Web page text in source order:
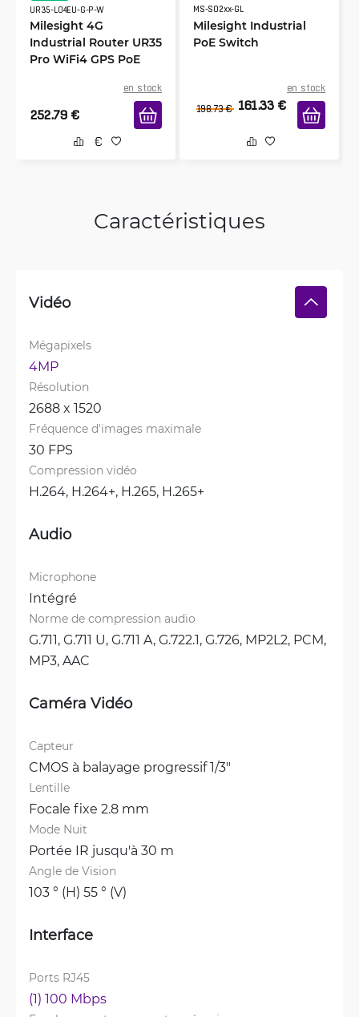
UR35-L04EU-G-P-W
Milesight 4G
Industrial Router UR35
Pro WiFi4 GPS PoE
en stock
252.79 €
MS-S02xx-GL
Milesight Industrial
PoE Switch
en stock
198.73 € 161.33 €
Caractéristiques
Vidéo
Mégapixels
4MP
Résolution
2688 x 1520
Fréquence d'images maximale
30 FPS
Compression vidéo
H.264, H.264+, H.265, H.265+
Audio
Microphone
Intégré
Norme de compression audio
G.711, G.711 U, G.711 A, G.722.1, G.726, MP2L2, PCM,
MP3, AAC
Caméra Vidéo
Capteur
CMOS à balayage progressif 1/3"
Lentille
Focale fixe 2.8 mm
Mode Nuit
Portée IR jusqu'à 30 m
Angle de Vision
103 ° (H) 55 ° (V)
Interface
Ports RJ45
(1) 100 Mbps